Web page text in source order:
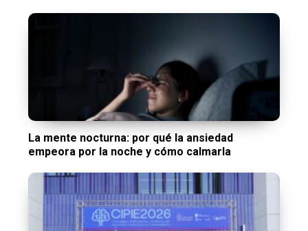
La mente nocturna: por qué la ansiedad
empeora por la noche y cómo calmarla